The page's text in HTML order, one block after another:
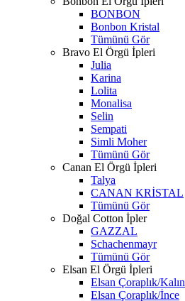
BONBON
Bonbon Kristal
Tümünü Gör
Bravo El Örgü İpleri
Julia
Karina
Lolita
Monalisa
Selin
Sempati
Simli Moher
Tümünü Gör
Canan El Örgü İpleri
Talya
CANAN KRİSTAL
Tümünü Gör
Doğal Cotton İpler
GAZZAL
Schachenmayr
Tümünü Gör
Elsan El Örgü İpleri
Elsan Çoraplık/Kalın
Elsan Çoraplık/İnce